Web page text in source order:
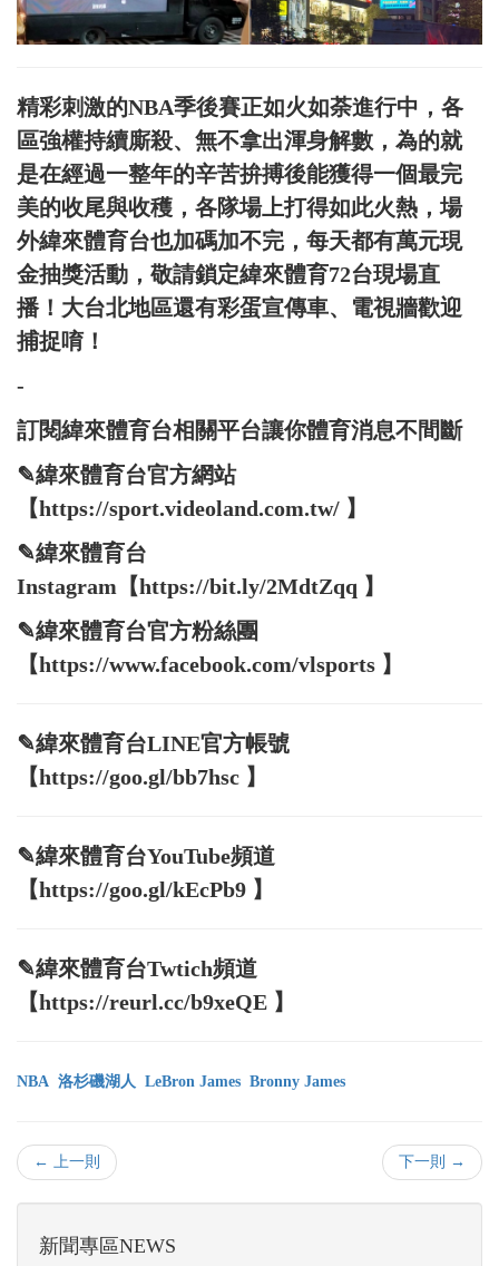
精彩刺激的NBA季後賽正如火如荼進行中，各
區強權持續廝殺、無不拿出渾身解數，為的就
是在經過一整年的辛苦拚搏後能獲得一個最完
美的收尾與收穫，各隊場上打得如此火熱，場
外緯來體育台也加碼加不完，每天都有萬元現
金抽獎活動，敬請鎖定緯來體育72台現場直
播！大台北地區還有彩蛋宣傳車、電視牆歡迎
捕捉唷！
-
訂閱緯來體育台相關平台讓你體育消息不間斷
✎緯來體育台官方網站
【https://sport.videoland.com.tw/ 】
✎緯來體育台
Instagram【https://bit.ly/2MdtZqq 】
✎緯來體育台官方粉絲團
【https://www.facebook.com/vlsports 】
✎緯來體育台LINE官方帳號
【https://goo.gl/bb7hsc 】
✎緯來體育台YouTube頻道
【https://goo.gl/kEcPb9 】
✎緯來體育台Twtich頻道
【https://reurl.cc/b9xeQE 】
NBA 洛杉磯湖人 LeBron James Bronny James
← 上一則 下一則 →
新聞專區NEWS